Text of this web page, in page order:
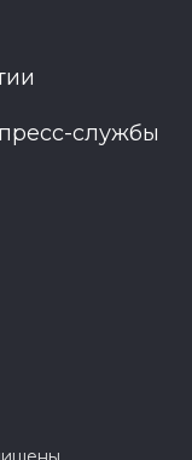
службы